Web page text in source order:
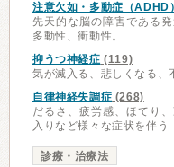
注意欠如・多動症（ADHD）
先天的な脳の障害である
多動性、衝動性。
抑うつ神経症 (119)
気が滅入る、悲しくなる、
自律神経失調症 (268)
だるさ、疲労感、ほてり
入りなど様々な症状を伴う
診療・治療法